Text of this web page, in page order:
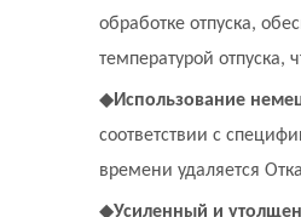
обработке отпуска,
температурой
◆Использование
соответствии с
времени удаляется
◆Усиленный и